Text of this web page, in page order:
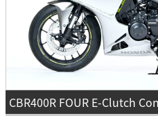
CBR400R FOUR E-Clutch